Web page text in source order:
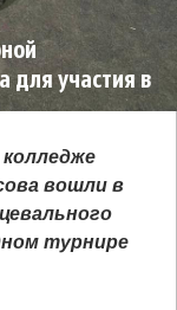
для участия в
2024»
вошли в
турнире